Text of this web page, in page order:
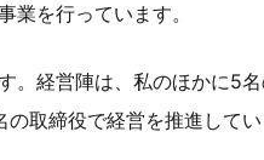
を行っています。
。経営陣は、私のほかに5
取締役で経営を推進してい